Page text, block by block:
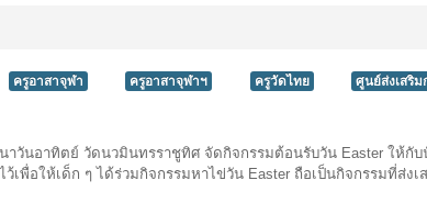
ครูอาสาจุฬา ครูอาสาจุฬาฯ ครูวัดไทย
ศูนย์ส่งเสริ
นาวันอาทิตย์ วัดนวมินทรราชูทิศ จัดกิจกรรมต้อนรับวัน Easter ให้กั
พื่อให้เด็ก ๆ ได้ร่วมกิจกรรมหาไข่วัน Easter ถือเป็นกิจกรรมที่ส่ง